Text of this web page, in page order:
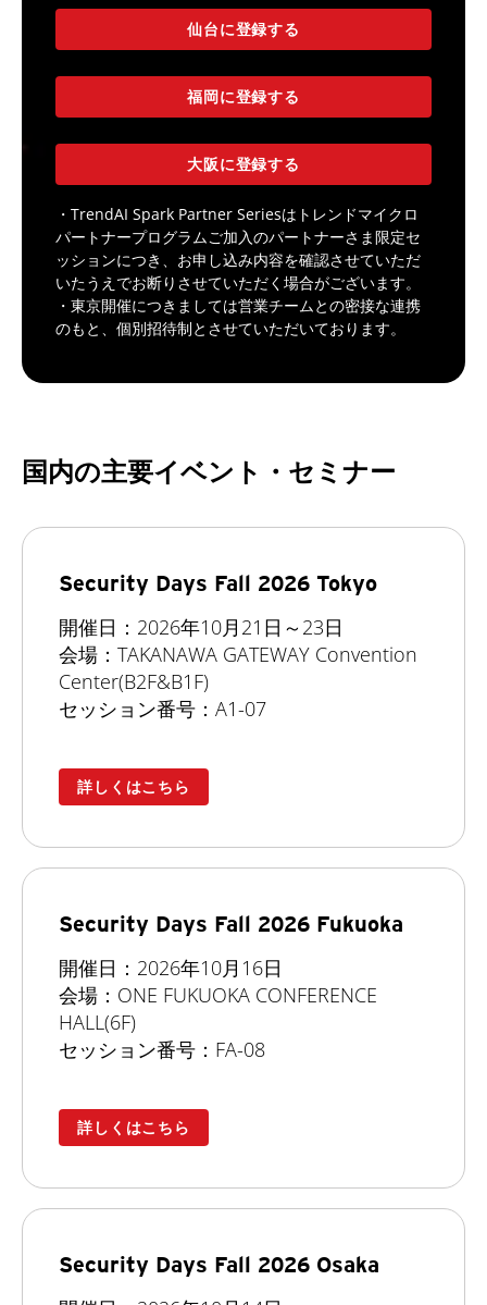
仙台に登録する
福岡に登録する
大阪に登録する
・TrendAI Spark Partner Seriesはトレンドマイクロ
パートナープログラムご加入のパートナーさま限定セ
ッションにつき、お申し込み内容を確認させていただ
いたうえでお断りさせていただく場合がございます。
・東京開催につきましては営業チームとの密接な連携
のもと、個別招待制とさせていただいております。
国内の主要イベント・セミナー
Security Days Fall 2026 Tokyo
開催日：2026年10月21日～23日
会場：TAKANAWA GATEWAY Convention
Center(B2F&B1F)
セッション番号：A1-07
詳しくはこちら
Security Days Fall 2026 Fukuoka
開催日：2026年10月16日
会場：ONE FUKUOKA CONFERENCE
HALL(6F)
セッション番号：FA-08
詳しくはこちら
Security Days Fall 2026 Osaka